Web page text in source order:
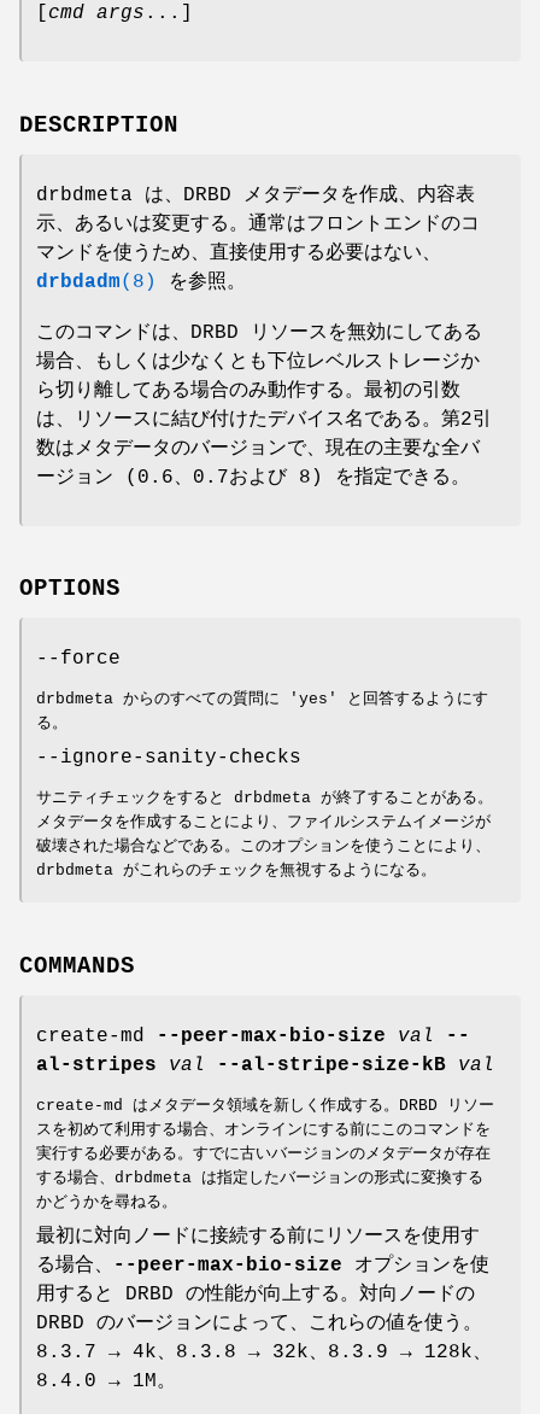
cmd args ...]
DESCRIPTION
drbdmeta は、DRBD メタデータを作成、内容表
示、あるいは変更する。通常はフロントエンドのコ
マンドを使うため、直接使用する必要はない、
drbdadm(8) を参照。
このコマンドは、DRBD リソースを無効にしてある
場合、もしくは少なくとも下位レベルストレージか
ら切り離してある場合のみ動作する。最初の引数
は、リソースに結び付けたデバイス名である。第2引
数はメタデータのバージョンで、現在の主要な全バ
ージョン (0.6、0.7および 8) を指定できる。
OPTIONS
--force
drbdmeta からのすべての質問に 'yes' と回答するようにす
る。
--ignore-sanity-checks
サニティチェックをすると drbdmeta が終了することがある。
メタデータを作成することにより、ファイルシステムイメージが
破壊された場合などである。このオプションを使うことにより、
drbdmeta がこれらのチェックを無視するようになる。
COMMANDS
create-md --peer-max-bio-size val
--
al-stripes val --al-stripe-size-kB val
create-md はメタデータ領域を新しく作成する。DRBD リソー
スを初めて利用する場合、オンラインにする前にこのコマンドを
実行する必要がある。すでに古いバージョンのメタデータが存在
する場合、drbdmeta は指定したバージョンの形式に変換する
かどうかを尋ねる。
最初に対向ノードに接続する前にリソースを使用す
る場合、
--peer-max-bio-size オプションを使
用すると DRBD の性能が向上する。対向ノードの
DRBD のバージョンによって、これらの値を使う。
8.3.7 → 4k、8.3.8 → 32k、8.3.9 → 128k、
8.4.0 → 1M。